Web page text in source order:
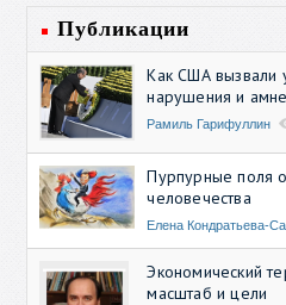
Публикации
Как США вызвали
нарушения и
Рамиль Гарифуллин
Пурпурные поля
человечества
Елена Кондратьева-
Экономический
масштаб и цели